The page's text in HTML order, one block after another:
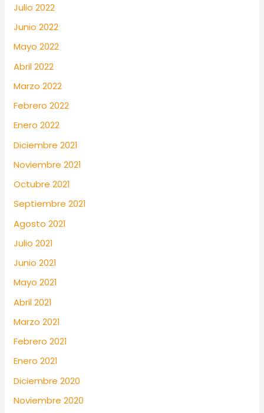
Julio 2022
Junio 2022
Mayo 2022
Abril 2022
Marzo 2022
Febrero 2022
Enero 2022
Diciembre 2021
Noviembre 2021
Octubre 2021
Septiembre 2021
Agosto 2021
Julio 2021
Junio 2021
Mayo 2021
Abril 2021
Marzo 2021
Febrero 2021
Enero 2021
Diciembre 2020
Noviembre 2020